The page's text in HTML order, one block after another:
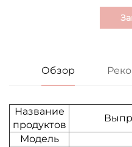
Обзор
Название
продуктов
Модель